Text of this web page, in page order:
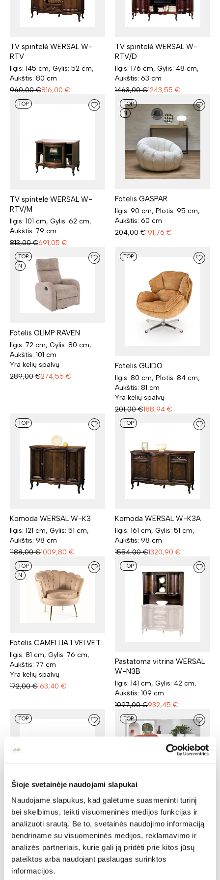
Šioje svetainėje naudojami slapukai
Naudojame slapukus, kad galėtume suasmeninti turinį
bei skelbimus, teikti visuomeninės medijos funkcijas ir
analizuoti srautą. Be to, svetainės naudojimo informaciją
bendriname su visuomeninės medijos, reklamavimo ir
analizės partneriais, kurie gali ją pridėti prie kitos jūsų
pateiktos arba naudojant paslaugas surinktos
informacijos.
TV spintelė WERSAL W-
RTV
Ilgis: 145 cm, Gylis: 52 cm,
Aukštis: 80 cm
960,00 €816,00 €
TV spintelė WERSAL W-
RTV/D
Ilgis: 176 cm, Gylis: 48 cm,
Aukštis: 63 cm
1463,00 €1243,55 €
TOP
TV spintelė WERSAL W-
RTV/M
Ilgis: 101 cm, Gylis: 62 cm,
Aukštis: 79 cm
813,00 €691,05 €
TOP
N
Fotelis GASPAR
Ilgis: 90 cm, Plotis: 95 cm,
Aukštis: 60 cm
204,00 €191,76 €
TOP
N
Fotelis OLIMP RAVEN
Ilgis: 72 cm, Gylis: 80 cm,
Aukštis: 101 cm
Yra kelių spalvų
289,00 €274,55 €
TOP
Fotelis GUIDO
Ilgis: 80 cm, Plotis: 84 cm,
Aukštis: 81 cm
Yra kelių spalvų
201,00 €188,94 €
TOP
Komoda WERSAL W-K3
Ilgis: 121 cm, Gylis: 51 cm,
Aukštis: 98 cm
1188,00 €1009,80 €
TOP
Komoda WERSAL W-K3A
Ilgis: 161 cm, Gylis: 51 cm,
Aukštis: 98 cm
1554,00 €1320,90 €
TOP
N
Fotelis CAMELLIA 1 VELVET
Ilgis: 81 cm, Gylis: 76 cm,
Aukštis: 77 cm
Yra kelių spalvų
172,00 €163,40 €
TOP
Pastatoma vitrina WERSAL
W-N3B
Ilgis: 141 cm, Gylis: 42 cm,
Aukštis: 109 cm
1097,00 €932,45 €
TOP
Kanapa WERSAL W-2
Ilgis: 124 cm, Plotis: 74 cm,
Aukštis: 107 cm
1191,00 €1012,35 €
TOP
Ilgis: 90 cm, Plotis: 97 cm,
Aukštis: 92 cm
Yra kelių spalvų
355,00 € 333,70 €
TOP TOP